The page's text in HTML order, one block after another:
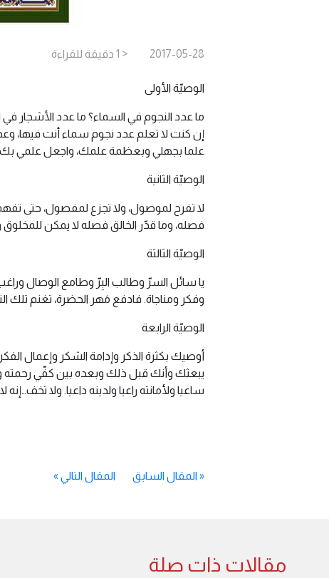
2017-05-28
< 1 دقيقة للقراءة
الوصيّة الأولى
ما عدد النجوم في السماء؟ ما عدد الأشجار
إن كنت لا تعلم عدد نجوم سماء أنت فيها،
علما بجهلي وبعظمة علمك، واجعل علمي
الوصيّة الثانية
لا تفرح لموصول، ولا تجزع لمفصول، حتى
فصله، وما قدّر الخالق فصله لا يمكن
الوصيّة الثالثة
يا سائل السرّ وطالب البِرّ وطامع الوصال
وفكر ومناجاة. فادفع مَهر الحضرة، تغنم تلك
الوصيّة الرابعة
أوصيك بكثرة الذكر وإدامة الشكر وإعمال
يبعثك وأنك قبل ذلك وبعده بين كفّي رحمته
ساعيا ولأمانته راعيا ولدينه داعيا. ولا
«المقال السابق المقال التالي »
مقالات ذات صلة